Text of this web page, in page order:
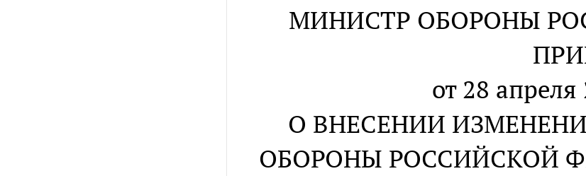
МИНИСТР ОБОРОНЫ
от 28 апреля
О ВНЕСЕНИИ
ОБОРОНЫ РОССИЙСКОЙ